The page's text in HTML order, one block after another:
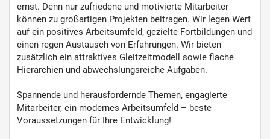
ernst. Denn nur zufriedene und motivierte Mitarbeiter
können zu großartigen Projekten beitragen. Wir legen Wert
auf ein positives Arbeitsumfeld, gezielte Fortbildungen und
einen regen Austausch von Erfahrungen. Wir bieten
zusätzlich ein attraktives Gleitzeitmodell sowie flache
Hierarchien und abwechslungsreiche Aufgaben.
Spannende und herausfordernde Themen, engagierte
Mitarbeiter, ein modernes Arbeitsumfeld – beste
Voraussetzungen für Ihre Entwicklung!